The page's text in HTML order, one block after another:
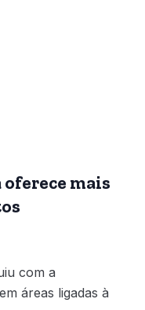
mais
com a
áreas ligadas à